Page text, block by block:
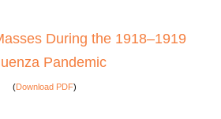
During the 1918–1919
Pandemic
(Download PDF)